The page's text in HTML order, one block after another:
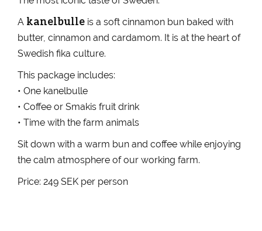
A kanelbulle is a soft cinnamon bun baked with
butter, cinnamon and cardamom. It is at the heart of
Swedish fika culture.
This package includes:
• One kanelbulle
• Coffee or Smakis fruit drink
• Time with the farm animals
Sit down with a warm bun and coffee while enjoying
the calm atmosphere of our working farm.
Price: 249 SEK per person